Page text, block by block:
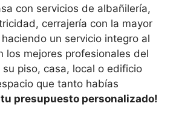
con servicios de albañilería,
cerrajería con la mayor
un servicio integro al
los mejores profesionales del
su piso, casa, local o edificio
que tanto habías
tu presupuesto personalizado!